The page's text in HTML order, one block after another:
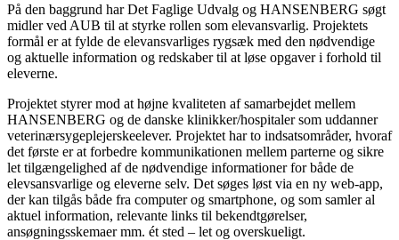
På den baggrund har Det Faglige Udvalg og HANSENBERG søgt
midler ved AUB til at styrke rollen som elevansvarlig. Projektets
formål er at fylde de elevansvarliges rygsæk med den nødvendige
og aktuelle information og redskaber til at løse opgaver i forhold til
eleverne.
Projektet styrer mod at højne kvaliteten af samarbejdet mellem
HANSENBERG og de danske klinikker/hospitaler som uddanner
veterinærsygeplejerskeelever. Projektet har to indsatsområder, hvoraf
det første er at forbedre kommunikationen mellem parterne og sikre
let tilgængelighed af de nødvendige informationer for både de
elevsansvarlige og eleverne selv. Det søges løst via en ny web-app,
der kan tilgås både fra computer og smartphone, og som samler al
aktuel information, relevante links til bekendtgørelser,
ansøgningsskemaer mm. ét sted – let og overskueligt.